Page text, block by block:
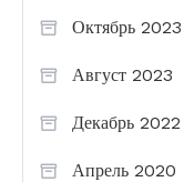
Октябрь 2023
Август 2023
Декабрь 2022
Апрель 2020